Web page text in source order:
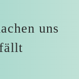
uns